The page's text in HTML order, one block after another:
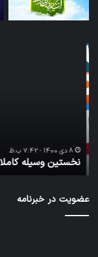
نخستین
وسیله
کاملا
خودران
نقلیه
اپل
8 دی 1400 - 7:42 ب.ظ
نخستین وسیله
عضویت در خبرنامه